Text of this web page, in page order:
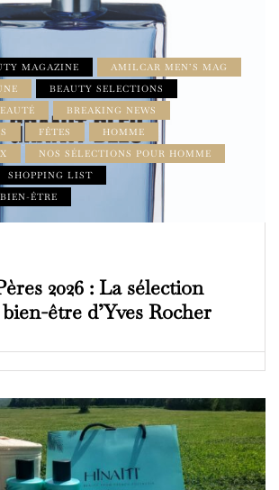
MAGAZINE
AMILCAR MEN’S MAG
BEAUTY SELECTIONS
BREAKING NEWS
FÊTES
HOMME
NOS SÉLECTIONS POUR HOMME
SHOPPING LIST
ÊTRE
2026 : La sélection
être d’Yves Rocher